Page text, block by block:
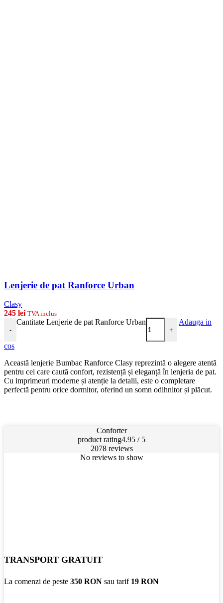
Lenjerie de pat Ranforce Urban
Clasy
245 lei TVA inclus
-
Cantitate Lenjerie de pat Ranforce Urban
+
Adauga in
cos
Această lenjerie Bumbac Ranforce Clasy reprezintă o alegere atentă
pentru cei care caută confort, rezistență și eleganță în lenjeria de pat.
Cu imprimeuri moderne și atenție la detalii, este o completare
perfectă pentru orice dormitor, oferind un somn odihnitor și plăcut.
Conforter
product rating4.95 / 5
2078 reviews
No reviews to show
TRANSPORT GRATUIT
La comenzi de peste 350 RON sau tarif 19 RON